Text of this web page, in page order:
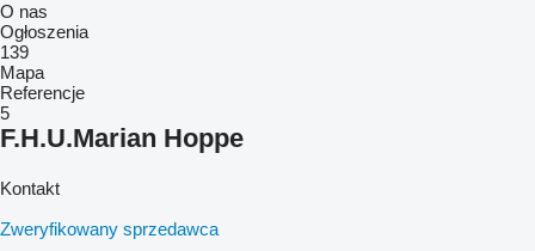
O nas
Ogłoszenia
139
Mapa
Referencje
5
F.H.U.Marian Hoppe
Kontakt
Zweryfikowany sprzedawca